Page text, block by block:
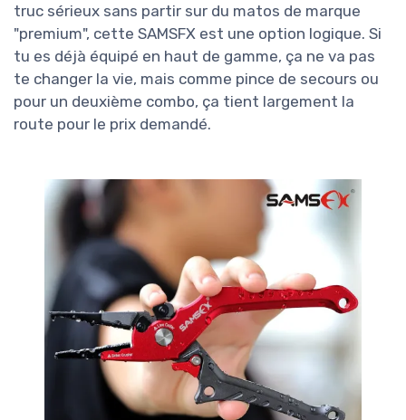
truc sérieux sans partir sur du matos de marque
"premium", cette SAMSFX est une option logique. Si
tu es déjà équipé en haut de gamme, ça ne va pas
te changer la vie, mais comme pince de secours ou
pour un deuxième combo, ça tient largement la
route pour le prix demandé.